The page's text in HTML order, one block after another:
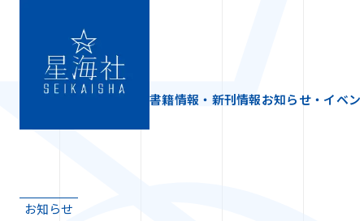
書籍情報・新刊情報お知らせ・イベン
お知らせ